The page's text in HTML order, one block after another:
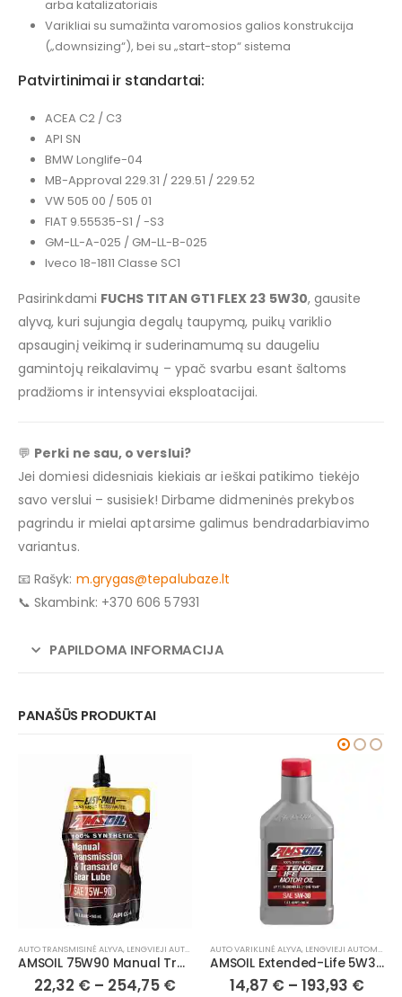
arba katalizatoriais
Varikliai su sumažinta varomosios galios konstrukcija
(„downsizing“), bei su „start-stop“ sistema
Patvirtinimai ir standartai:
ACEA C2 / C3
API SN
BMW Longlife-04
MB-Approval 229.31 / 229.51 / 229.52
VW 505 00 / 505 01
FIAT 9.55535-S1 / -S3
GM-LL-A-025 / GM-LL-B-025
Iveco 18-1811 Classe SC1
Pasirinkdami FUCHS TITAN GT1 FLEX 23 5W30, gausite
alyvą, kuri sujungia degalų taupymą, puikų variklio
apsauginį veikimą ir suderinamumą su daugeliu
gamintojų reikalavimų – ypač svarbu esant šaltoms
pradžioms ir intensyviai eksploatacijai.
💬 Perki ne sau, o verslui?
Jei domiesi didesniais kiekiais ar ieškai patikimo tiekėjo
savo verslui – susisiek! Dirbame didmeninės prekybos
pagrindu ir mielai aptarsime galimus bendradarbiavimo
variantus.
📧 Rašyk: m.grygas@tepalubaze.lt
📞 Skambink: +370 606 57931
PAPILDOMA INFORMACIJA
PANAŠŪS PRODUKTAI
AUTO TRANSMISINĖ ALYVA, LENGVIEJI AUTOMOBILIAI
AMSOIL 75W90 Manual Transmission & Transaxle Gear Lube
22,32 € – 254,75 €
AUTO VARIKLINĖ ALYVA, LENGVIEJI AUTOMOBILIAI
AMSOIL Extended-Life 5W30 100% Synthetic Motor Oil
14,87 € – 193,93 €